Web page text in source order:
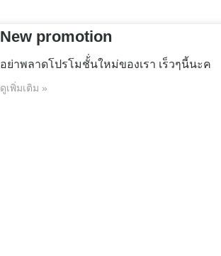
New promotion
อย่าพลาดโปรโมชั้่นใหม่ของเรา เร็วๆนี้นะค
ดูเพิ่มเติม »